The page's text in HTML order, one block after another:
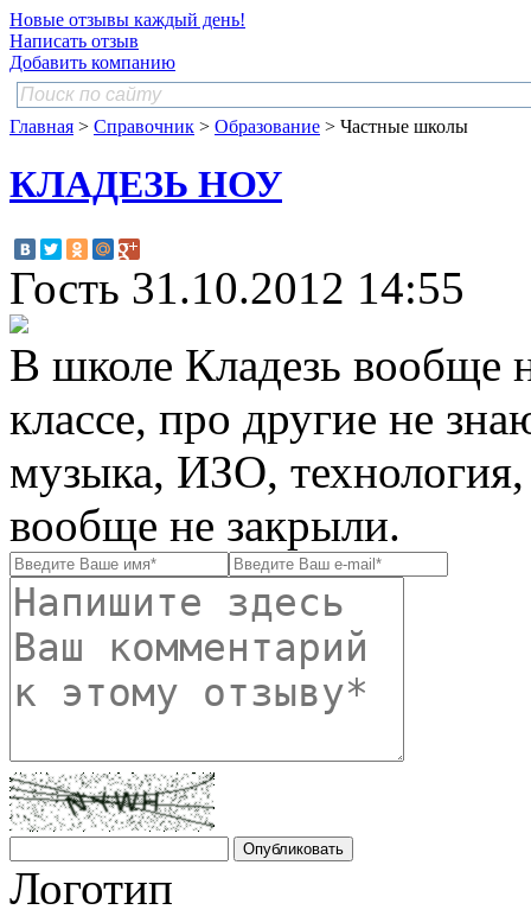
Новые отзывы каждый день!
Написать отзыв
Добавить компанию
Главная > Справочник > Образование > Частные школы
КЛАДЕЗЬ НОУ
Гость 31.10.2012 14:55
В школе Кладезь вообще
классе, про другие не
музыка, ИЗО,
вообще не закрыли.
Логотип